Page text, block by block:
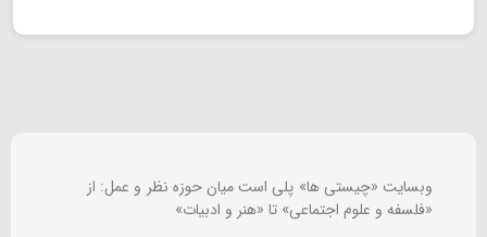
وبسایت «چیستی ها» پلی است میان حوزه نظر و عمل: از
«فلسفه و علوم اجتماعی» تا «هنر و ادبیات»